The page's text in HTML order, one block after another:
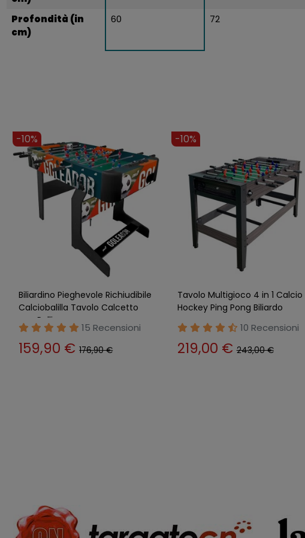
Profondità (in
cm)
60 72
-11%
Mini Calcetto Biliardino Biliardo
da Tavolo Stecche Palline Aste
Calcio Balilla
22 Recensioni
56,90 € 63,90 €
-9%
Biliardino Bambini Aste Passanti
Palline Calcetto Calciobalilla NO
9 Recensioni
59,90 € 65,90 €